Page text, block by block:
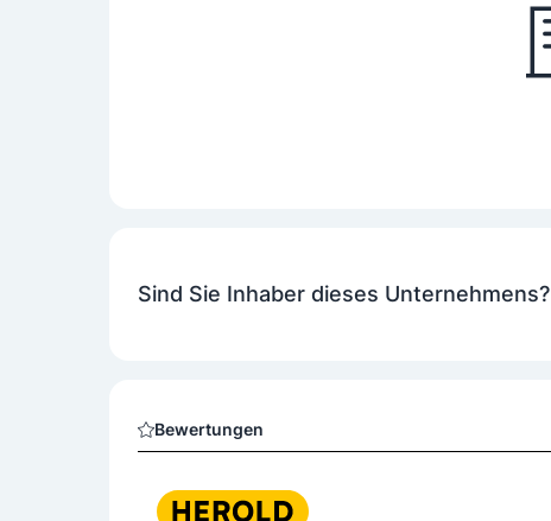
Sind Sie Inhaber dieses Unternehmens?
Bewertungen